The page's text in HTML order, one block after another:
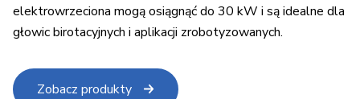
elektrowrzeciona mogą osiągnąć do 30 kW i są idealne dla
głowic birotacyjnych i aplikacji zrobotyzowanych.
Zobacz produkty